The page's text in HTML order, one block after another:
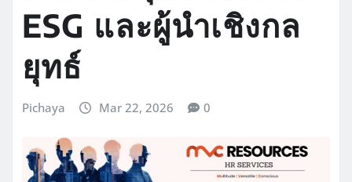
ESG และผู้นำเชิงกล
ยุทธ์
Pichaya Mar 22, 2026 0